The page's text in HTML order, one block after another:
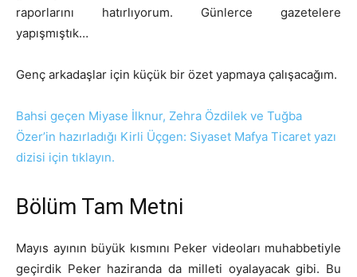
raporlarını hatırlıyorum. Günlerce gazetelere
yapışmıştık…
Genç arkadaşlar için küçük bir özet yapmaya çalışacağım.
Bahsi geçen Miyase İlknur, Zehra Özdilek ve Tuğba
Özer’in hazırladığı Kirli Üçgen: Siyaset Mafya Ticaret yazı
dizisi için tıklayın.
Bölüm Tam Metni
Mayıs ayının büyük kısmını Peker videoları muhabbetiyle
geçirdik Peker haziranda da milleti oyalayacak gibi. Bu